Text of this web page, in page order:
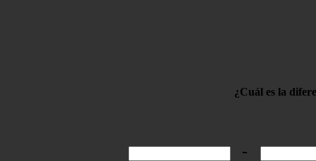
¿Cuál es la
-